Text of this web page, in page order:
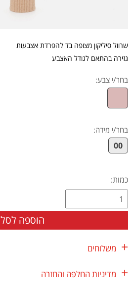
שרוול סיליקון מצופה בד להפרדת אצבעות
גזירה בהתאם לגודל האצבע
בחר/י צבע:
בחר/י מידה:
00
כמות:
הוספה לסל
משלוחים
מדיניות החלפה והחזרה